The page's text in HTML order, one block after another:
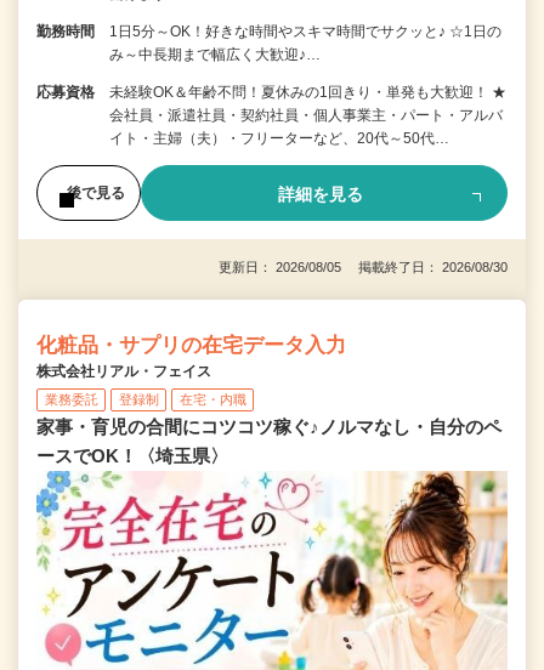
勤務時間
1日5分～OK！好きな時間やスキマ時間でサクッと♪ ☆1日の
み～中長期まで幅広く大歓迎♪…
応募資格
未経験OK＆年齢不問！夏休みの1回きり・単発も大歓迎！ ★
会社員・派遣社員・契約社員・個人事業主・パート・アルバ
イト・主婦（夫）・フリーターなど、20代～50代…
後で見る 詳細を見る
更新日： 2026/08/05 掲載終了日： 2026/08/30
化粧品・サプリの在宅データ入力
株式会社リアル・フェイス
業務委託 登録制 在宅・内職
家事・育児の合間にコツコツ稼ぐ♪ノルマなし・自分のペ
ースでOK！〈埼玉県〉